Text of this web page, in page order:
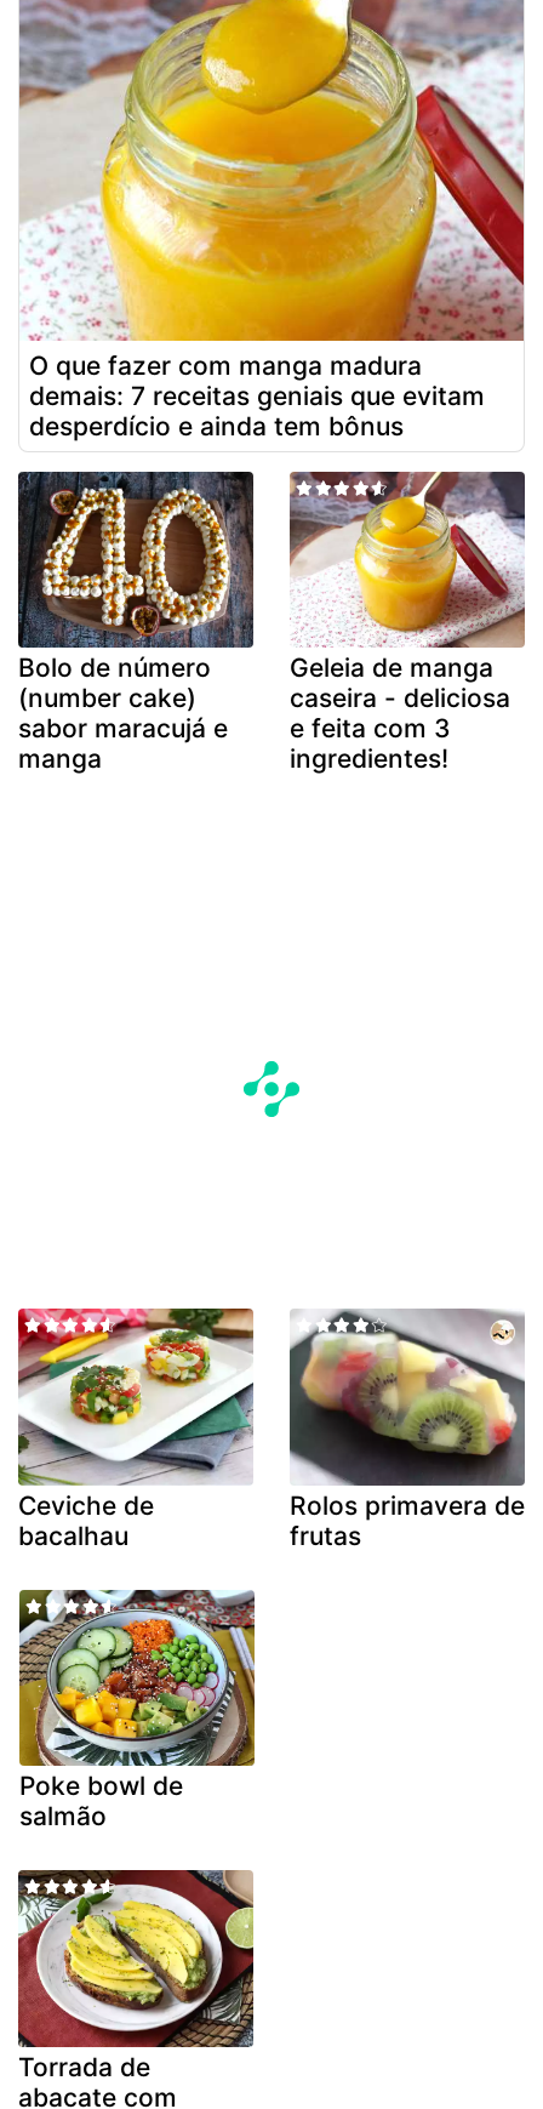
O que fazer com manga madura
demais: 7 receitas geniais que evitam
desperdício e ainda tem bônus
Bolo de número
(number cake)
sabor maracujá e
manga
Geleia de manga
caseira - deliciosa
e feita com 3
ingredientes!
Ceviche de
bacalhau
Rolos primavera de
frutas
Poke bowl de
salmão
Torrada de
abacate com